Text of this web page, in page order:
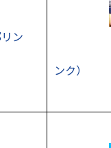
リン
ンク）